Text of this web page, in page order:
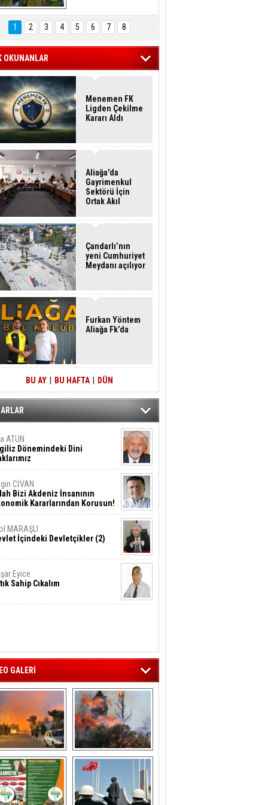
Hasan Eser'in
Objektifinden
1 2 3 4 5 6 7 8
OKUNANLAR
Menemen FK
Ligden Çekilme
Kararı Aldı
Aliağa'da
Gayrimenkul
Sektörü İçin
Ortak Akıl
Çandarlı’nın
yeni Cumhuriyet
Meydanı açılıyor
Furkan Yöntem
Aliağa Fk’da
BU AY BU HAFTA DÜN
ATUN
Dönemindeki Dini
CİVAN
Bizi Akdeniz İnsanının
Kararlarından Korusun!
MARAŞLI
İçindeki Devletçikler (2)
Eyice
Sahip Cıkalım
GALERİ
‘da  otluk
alanda çıkan
yangın evlere
sıçramadan
söndürüldü
Aliağa'nın Ciğerleri